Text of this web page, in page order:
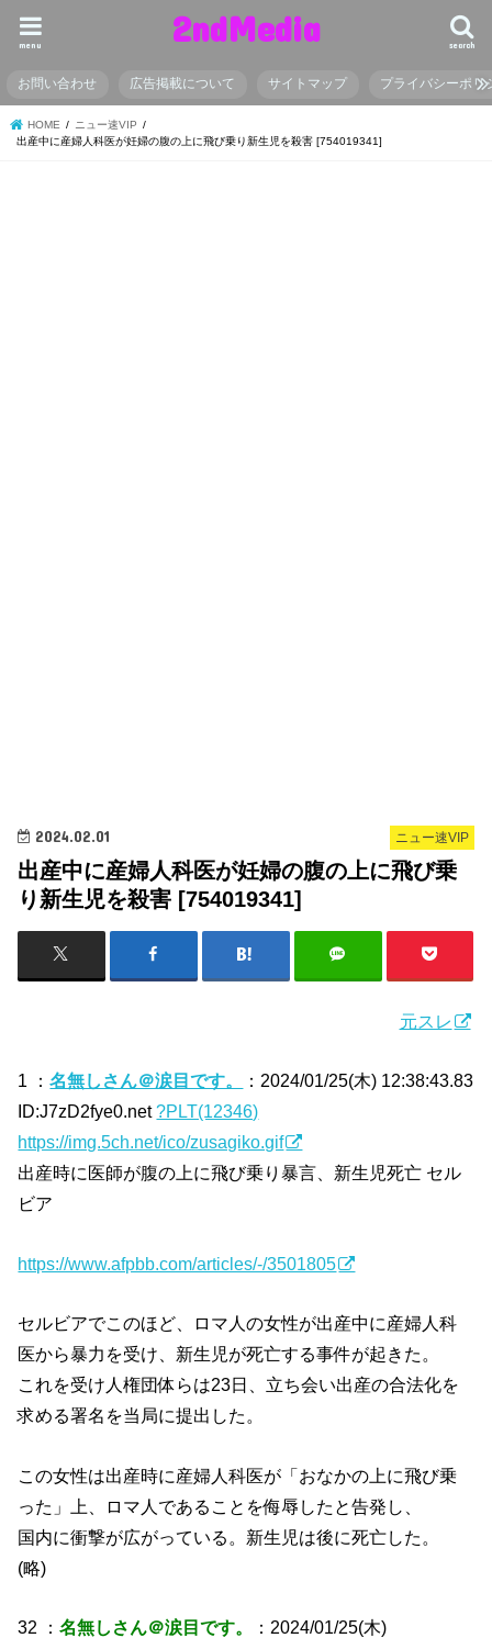
2ndMedia search
menu
お問い合わせ 広告掲載について サイトマップ プライバシーポリ
HOME
ニュー速VIP
出産中に産婦人科医が妊婦の腹の上に飛び乗り新生児を殺害 [754019341]
ニュー速VIP
2024.02.01
出産中に産婦人科医が妊婦の腹の上に飛び乗
り新生児を殺害 [754019341]
元スレ
1 ：名無しさん＠涙目です。
：2024/01/25(木) 12:38:43.83
ID:J7zD2fye0.net?PLT(12346)
https://img.5ch.net/ico/zusagiko.gif
出産時に医師が腹の上に飛び乗り暴言、新生児死亡 セル
ビア
https://www.afpbb.com/articles/-/3501805
セルビアでこのほど、ロマ人の女性が出産中に産婦人科
医から暴力を受け、新生児が死亡する事件が起きた。
これを受け人権団体らは23日、立ち会い出産の合法化を
求める署名を当局に提出した。
この女性は出産時に産婦人科医が「おなかの上に飛び乗
った」上、ロマ人であることを侮辱したと告発し、
国内に衝撃が広がっている。新生児は後に死亡した。
(略)
32 ：名無しさん＠涙目です。
：2024/01/25(木)